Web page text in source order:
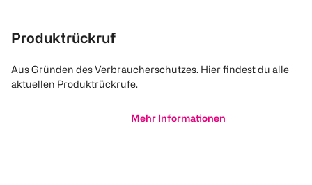
Produktrückruf
Aus Gründen des Verbraucherschutzes. Hier findest du alle
aktuellen Produktrückrufe.
Mehr Informationen